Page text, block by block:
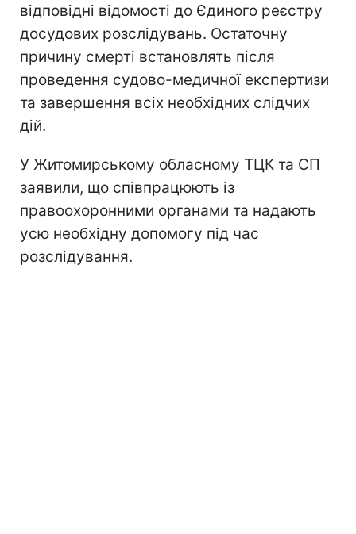
відповідні відомості до Єдиного реєстру
досудових розслідувань. Остаточну
причину смерті встановлять після
проведення судово-медичної експертизи
та завершення всіх необхідних слідчих
дій.
У Житомирському обласному ТЦК та СП
заявили, що співпрацюють із
правоохоронними органами та надають
усю необхідну допомогу під час
розслідування.